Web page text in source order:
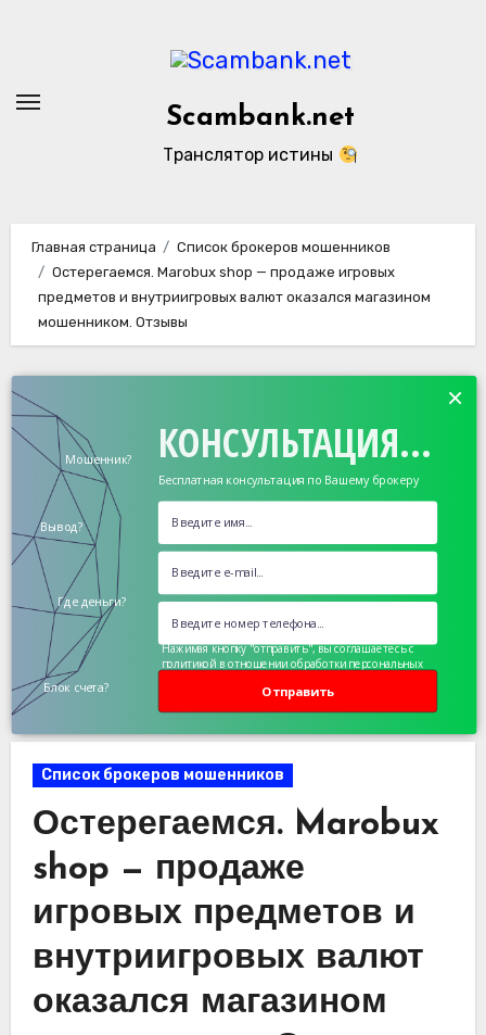
Scambank.net
Транслятор истины
Главная страница
Список брокеров мошенников
Остерегаемся. Marobux shop — продаже игровых
предметов и внутриигровых валют оказался магазином
мошенником. Отзывы
КОНСУЛЬТАЦИЯ...
Бесплатная консультация по Вашему брокеру
Мошенник?
Вывод?
Где деньги?
Блок счета? Отправить
×
Нажимая кнопку "отправить", вы соглашаетесь с
политикой в отношении обработки персональных
Список брокеров мошенников
Остерегаемся. Marobux
shop — продаже
игровых предметов и
внутриигровых валют
оказался магазином